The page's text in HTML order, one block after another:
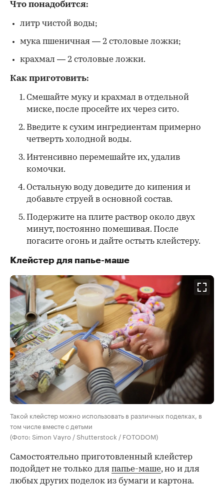
Что понадобится:
литр чистой воды;
мука пшеничная — 2 столовые ложки;
крахмал — 2 столовые ложки.
Как приготовить:
Смешайте муку и крахмал в отдельной
миске, после просейте их через сито.
Введите к сухим ингредиентам примерно
четверть холодной воды.
Интенсивно перемешайте их, удалив
комочки.
Остальную воду доведите до кипения и
добавьте струей в основной состав.
Подержите на плите раствор около двух
минут, постоянно помешивая. После
погасите огонь и дайте остыть клейстеру.
Клейстер для папье-маше
Такой клейстер можно использовать в различных поделках, в
том числе вместе с детьми
(Фото: Simon Vayro / Shutterstock / FOTODOM)
Самостоятельно приготовленный клейстер
подойдет не только для папье-маше, но и для
любых других поделок из бумаги и картона.